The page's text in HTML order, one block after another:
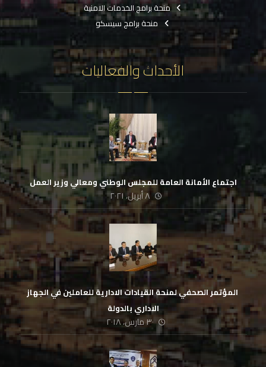
منحة برامج الخدمات الامنية
منحة برامج سيسكو
الأحداث والفعاليات
اجتماع الأمانة العامة للمجلس الوطني ومعالي وزير العمل
٨ أبريل، ٢٠٢١
‏ المؤتمر الصحفي لمنحة القيادات الادارية للعاملين في الجهاز
الاداري بالدولة
٣٠ مارس، ٢٠١٨